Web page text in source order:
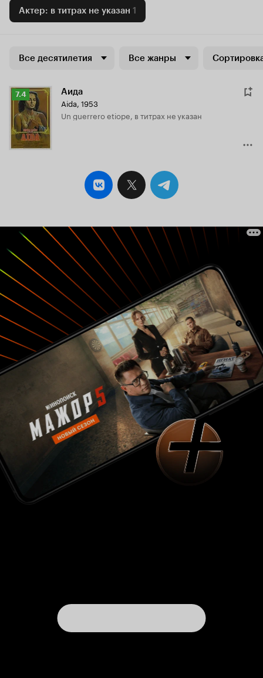
Актер: в титрах не указан 1
Все десятилетия Все жанры
Рейтинг
Кинопоиска
7.4
7.4 Аида
Aida, 1953
Un guerrero etiope, в титрах не указан